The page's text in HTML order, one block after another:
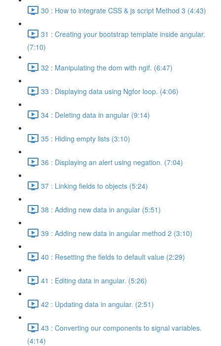
30 : How to integrate CSS & js script Method 3 (4:43)
31 : Creating your bootstrap template inside angular.
(7:10)
32 : Manipulating the dom with ngif. (6:47)
33 : Displaying data using Ngfor loop. (4:06)
34 : Deleting data in angular (9:14)
35 : Hiding empty lists (3:10)
36 : Displaying an alert using negation. (7:04)
37 : Linking fields to objects (5:24)
38 : Adding new data in angular (5:51)
39 : Adding new data in angular method 2 (3:10)
40 : Resetting the fields to default value (2:29)
41 : Editing data in angular. (5:26)
42 : Updating data in angular. (2:51)
43 : Converting our components to signal variables.
(4:14)